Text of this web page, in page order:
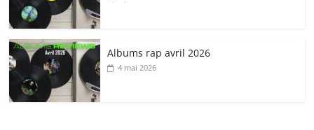
Albums rap avril 2026
4 mai 2026